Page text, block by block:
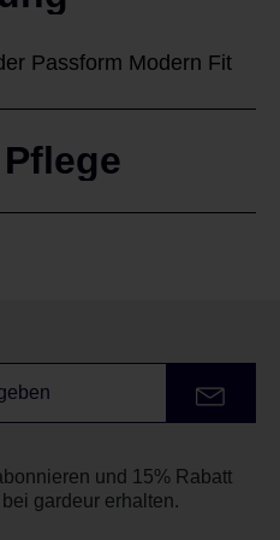
Passform Modern Fit
und 15% Rabatt
gardeur erhalten.